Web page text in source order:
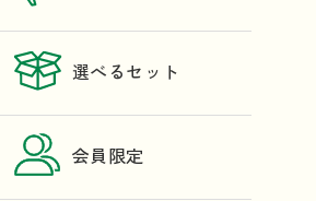
選べるセット
会員限定